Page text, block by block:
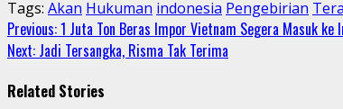
Tags: Akan Hukuman indonesia Pengebirian
Continue
Reading
Previous:1 Juta Ton Beras Impor Vietnam Segera Masuk ke
Next: Jadi Tersangka, Risma Tak Terima
Related Stories